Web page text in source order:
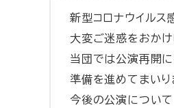
新型コロナウイルス
大変ご迷惑をおかけ
当団では公演再開
準備を進めてまいり
今後の公演について